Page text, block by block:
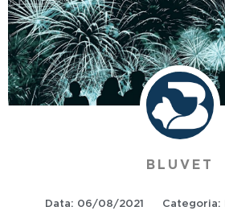
BLUVET
Data: 06/08/2021 Categoria: